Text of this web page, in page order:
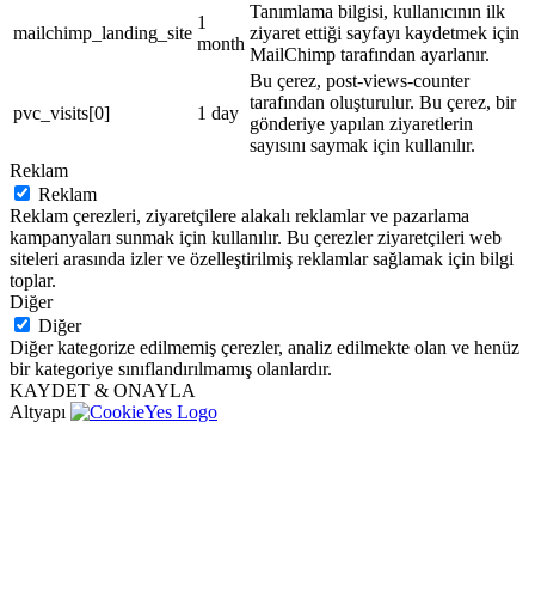
mailchimp_landing_site
1
month
Tanımlama bilgisi, kullanıcının ilk
ziyaret ettiği sayfayı kaydetmek için
MailChimp tarafından ayarlanır.
pvc_visits[0] 1 day
Bu çerez, post-views-counter
tarafından oluşturulur. Bu çerez, bir
gönderiye yapılan ziyaretlerin
sayısını saymak için kullanılır.
Reklam
Reklam
Reklam çerezleri, ziyaretçilere alakalı reklamlar ve pazarlama
kampanyaları sunmak için kullanılır. Bu çerezler ziyaretçileri web
siteleri arasında izler ve özelleştirilmiş reklamlar sağlamak için bilgi
toplar.
Diğer
Diğer
Diğer kategorize edilmemiş çerezler, analiz edilmekte olan ve henüz
bir kategoriye sınıflandırılmamış olanlardır.
KAYDET & ONAYLA
Altyapı